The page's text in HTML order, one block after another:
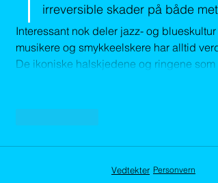
irreversible skader på både
Interessant nok deler jazz- og
musikere og smykkeelskere har alltid
De ikoniske halskjedene og ringene som
Vedtekter Personvern